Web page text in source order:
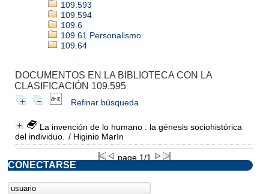
109.593
109.594
109.6
109.61 Personalismo
109.64
DOCUMENTOS EN LA BIBLIOTECA CON LA
CLASIFICACIÓN 109.595
Refinar búsqueda
La invención de lo humano : la génesis sociohistórica
del individuo.
/ Higinio Marín
page 1/1
CONECTARSE